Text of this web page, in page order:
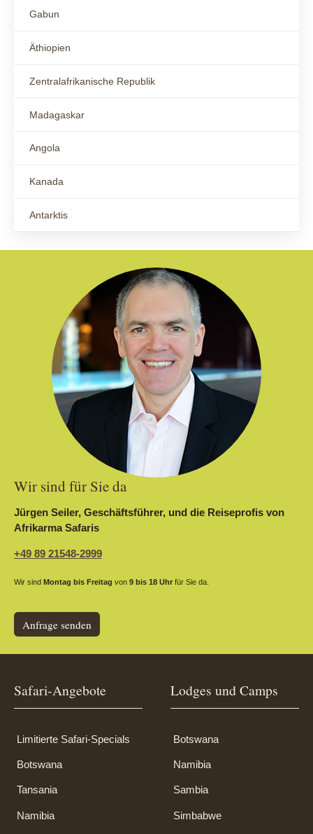
Gabun
Äthiopien
Zentralafrikanische Republik
Madagaskar
Angola
Kanada
Antarktis
Wir sind für Sie da
Jürgen Seiler, Geschäftsführer, und die Reiseprofis von
Afrikarma Safaris
+49 89 21548-2999
Wir sind Montag bis Freitag von 9 bis 18 Uhr für Sie da.
Anfrage senden
Safari-Angebote
Limitierte Safari-Specials
Botswana
Tansania
Namibia
Lodges und Camps
Botswana
Namibia
Sambia
Simbabwe